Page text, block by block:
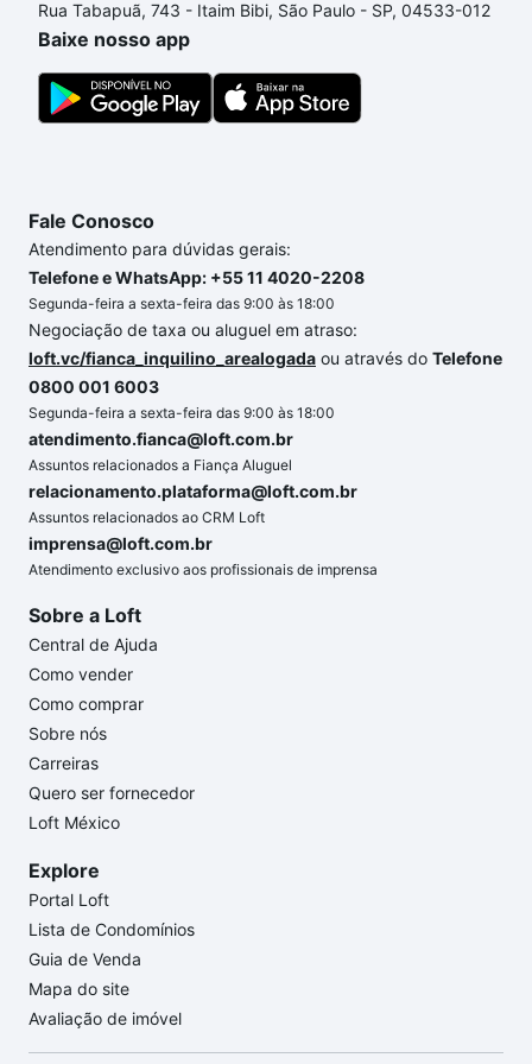
comprar um apartamento e conte com a gente para
comprar o imóvel dos seus sonhos com segurança e
conforto. Loft, com você até as chaves.
Rua Tabapuã, 743 - Itaim Bibi, São Paulo - SP, 04533-012
Baixe nosso app
Fale Conosco
Atendimento para dúvidas gerais:
Telefone e WhatsApp: +55 11 4020-2208
Segunda-feira a sexta-feira das 9:00 às 18:00
Negociação de taxa ou aluguel em atraso:
loft.vc/fianca_inquilino_arealogada ou através do Telefone
0800 001 6003
Segunda-feira a sexta-feira das 9:00 às 18:00
atendimento.fianca@loft.com.br
Assuntos relacionados a Fiança Aluguel
relacionamento.plataforma@loft.com.br
Assuntos relacionados ao CRM Loft
imprensa@loft.com.br
Atendimento exclusivo aos profissionais de imprensa
Sobre a Loft
Central de Ajuda
Como vender
Como comprar
Sobre nós
Carreiras
Quero ser fornecedor
Loft México
Explore
Portal Loft
Lista de Condomínios
Guia de Venda
Mapa do site
Avaliação de imóvel